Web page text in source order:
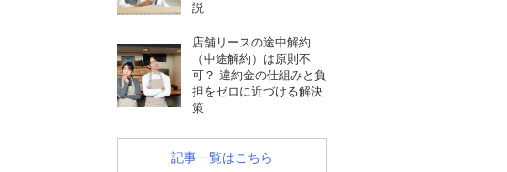
説
店舗リースの途中解約
（中途解約）は原則不
可？ 違約金の仕組みと負
担をゼロに近づける解決
策
記事一覧はこちら